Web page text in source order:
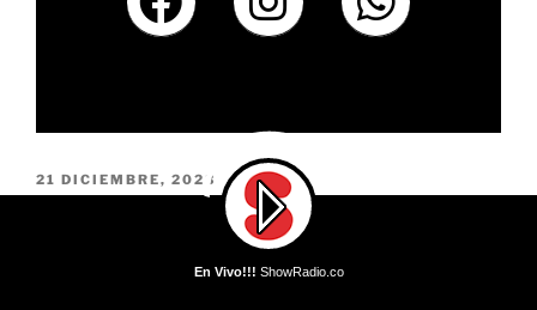
21 DICIEMBRE, 2023
“La Vibrante Trayectoria Musical de Luis
En Vivo!!! ShowRadio.co